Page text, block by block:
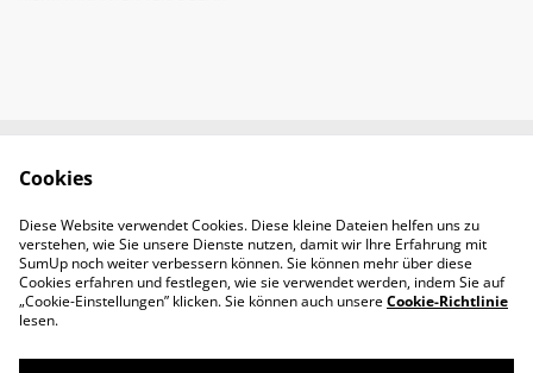
Legal Terms
Privacy Policy
Cookie Policy
Cookies
Diese Website verwendet Cookies. Diese kleine Dateien helfen uns zu
verstehen, wie Sie unsere Dienste nutzen, damit wir Ihre Erfahrung mit
SumUp noch weiter verbessern können. Sie können mehr über diese
Cookies erfahren und festlegen, wie sie verwendet werden, indem Sie auf
„Cookie-Einstellungen” klicken. Sie können auch unsereCookie-Richtlinie
lesen.